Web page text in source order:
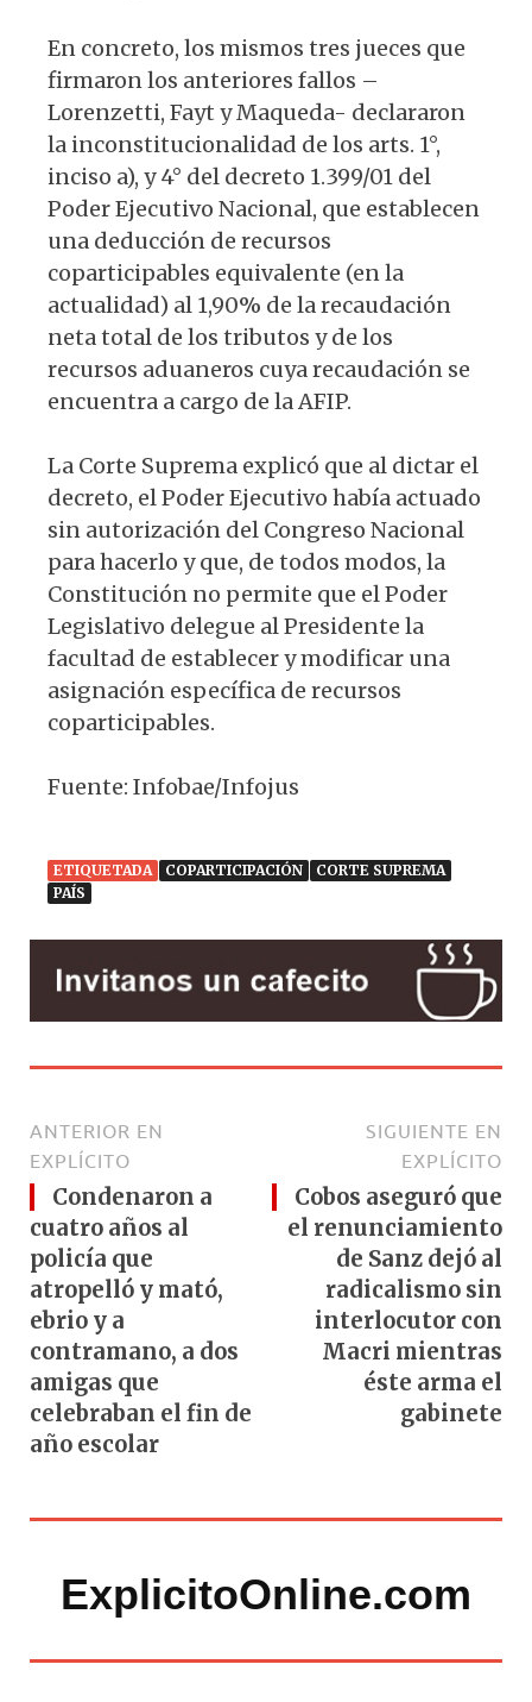
En concreto, los mismos tres jueces que
firmaron los anteriores fallos –
Lorenzetti, Fayt y Maqueda- declararon
la inconstitucionalidad de los arts. 1°,
inciso a), y 4° del decreto 1.399/01 del
Poder Ejecutivo Nacional, que establecen
una deducción de recursos
coparticipables equivalente (en la
actualidad) al 1,90% de la recaudación
neta total de los tributos y de los
recursos aduaneros cuya recaudación se
encuentra a cargo de la AFIP.
La Corte Suprema explicó que al dictar el
decreto, el Poder Ejecutivo había actuado
sin autorización del Congreso Nacional
para hacerlo y que, de todos modos, la
Constitución no permite que el Poder
Legislativo delegue al Presidente la
facultad de establecer y modificar una
asignación específica de recursos
coparticipables.
Fuente: Infobae/Infojus
ETIQUETADA COPARTICIPACIÓN
CORTE SUPREMA
PAÍS
ANTERIOR EN
EXPLÍCITO
Condenaron a
cuatro años al
policía que
atropelló y mató,
ebrio y a
contramano, a dos
amigas que
celebraban el fin de
año escolar
SIGUIENTE EN
EXPLÍCITO
Cobos aseguró que
el renunciamiento
de Sanz dejó al
radicalismo sin
interlocutor con
Macri mientras
éste arma el
gabinete
ExplicitoOnline.com